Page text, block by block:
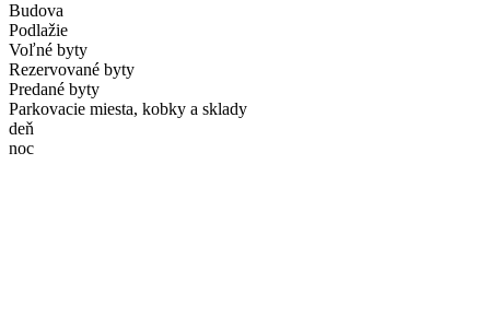
Budova
Podlažie
Voľné byty
Rezervované byty
Predané byty
Parkovacie miesta, kobky a sklady
deň
noc